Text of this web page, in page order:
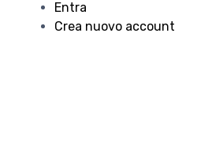
Entra
Crea nuovo account